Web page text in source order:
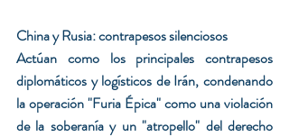
China y Rusia: contrapesos silenciosos
Actúan como los principales contrapesos
diplomáticos y logísticos de Irán, condenando
la operación "Furia Épica" como una violación
de la soberanía y un "atropello" del derecho